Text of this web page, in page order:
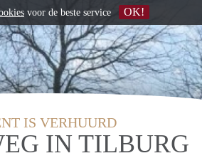
IS VERHUURD
IN TILBURG
voor de beste service OK!